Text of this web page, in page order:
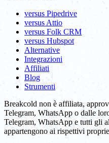
versus Pipedrive
versus Attio
versus Folk CRM
versus Hubspot
Alternative
Integrazioni
Affiliati
Blog
Strumenti
Breakcold non è affiliata,
Telegram, WhatsApp o dalle
Telegram, WhatsApp e tutti gli
appartengono ai rispettivi